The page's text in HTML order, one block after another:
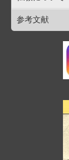
参考文献